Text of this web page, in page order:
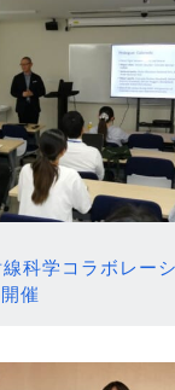
科学コラボレー
催